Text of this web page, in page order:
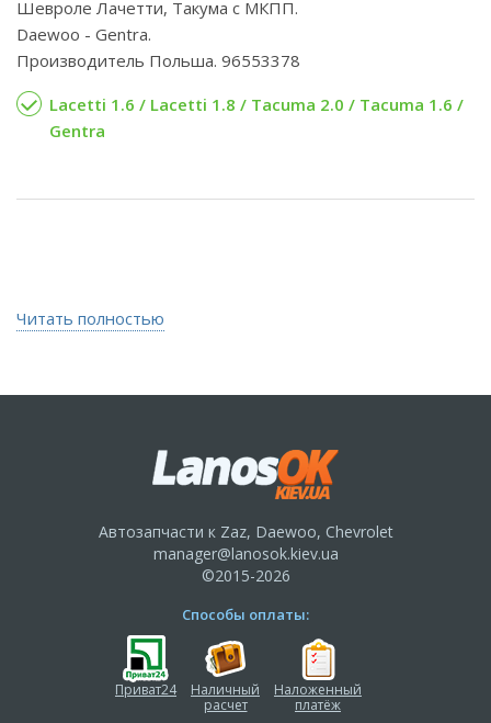
Шевроле Лачетти, Такума с МКПП.
Daewoo - Gentra.
Производитель Польша. 96553378
Lacetti 1.6 / Lacetti 1.8 / Tacuma 2.0 / Tacuma 1.6 /
Gentra
Читать полностью
Автозапчасти к Zaz, Daewoo, Chevrolet
manager@lanosok.kiev.ua
©2015-2026
Способы оплаты:
Приват24
Наличный
расчет
Наложенный
платёж